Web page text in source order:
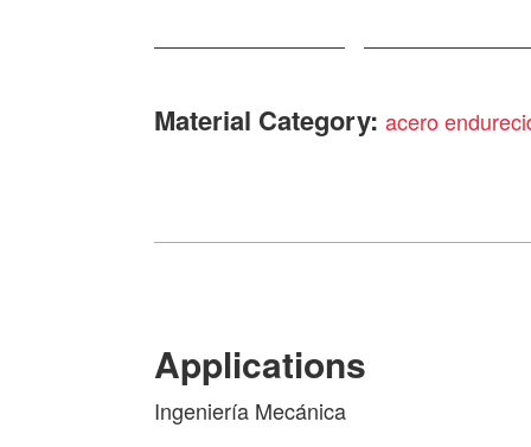
Material Category: acero
Applications
Ingeniería Mecánica